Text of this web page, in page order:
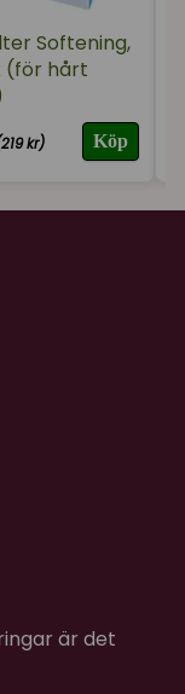
Softening,
hårt
kr) Köp
är det